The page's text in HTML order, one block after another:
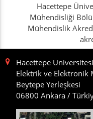
Hacettepe
Mühendisliği
Mühendislik
Hacettepe Üniversitesi
Elektrik ve Elektronik
Beytepe Yerleşkesi
06800 Ankara /